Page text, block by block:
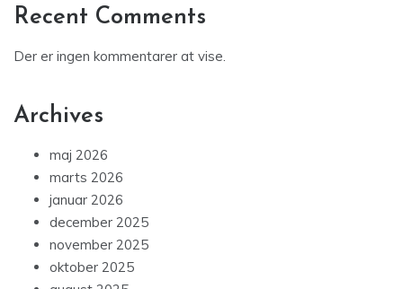
Recent Comments
Der er ingen kommentarer at vise.
Archives
maj 2026
marts 2026
januar 2026
december 2025
november 2025
oktober 2025